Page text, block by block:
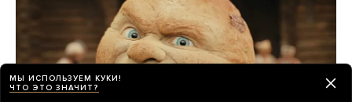
МЫ ИСПОЛЬЗУЕМ КУКИ!
ЧТО ЭТО ЗНАЧИТ?